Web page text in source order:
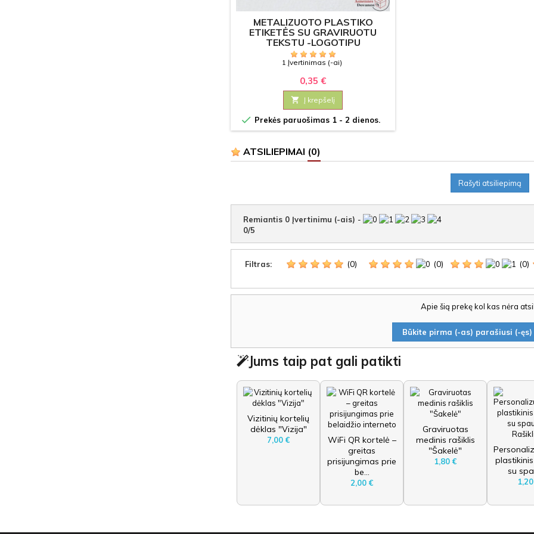
METALIZUOTO PLASTIKO
ETIKETĖS SU GRAVIRUOTU
TEKSTU -LOGOTIPU
1 Įvertinimas (-ai)
0,35 €
 Į krepšelį
 Prekės paruošimas 1 - 2 dienos.
ATSILIEPIMAI (0)
Rašyti atsiliepimą
Remiantis 0 Įvertinimu (-ais) -
0/5
Filtras: (0) (0) (0)
Apie šią prekę kol kas nėra
Būkite pirma (-as) parašiusi (-
Jums taip pat gali patikti
Vizitinių kortelių
dėklas "Vizija"
7,00 €
WiFi QR kortelė –
greitas
prisijungimas prie
be...
2,00 €
Graviruotas
medinis rašiklis
"Šakelė"
1,80 €
su